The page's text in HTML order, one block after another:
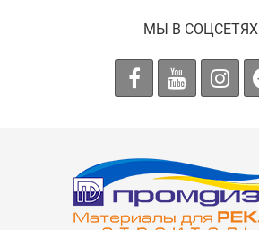
МЫ В СОЦСЕТЯХ